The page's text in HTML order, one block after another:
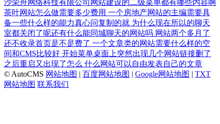
沙荣舟网络科技有限公司网站建设的二级菜单都有哪些内容啊
茶叶网站怎么做需要多少费用 一个房地产网站的主编需要具
备一些什么样的能力真心问复制的就 为什么现在所以的聊天
室都关闭了呢还有什么能同城聊天的网站吗 网站两个多月了
还不收录首页是不是费了 一个文章类的网站需要什么样的空
间和CMS比较好 开始菜单桌面上突然出现几个网站链接删了
之后重启又出现了怎么 什么网站可以自由发表自己的文章
© AutoCMS 网站地图 | 百度网站地图 | Google网站地图 | TXT
网站地图 联系我们